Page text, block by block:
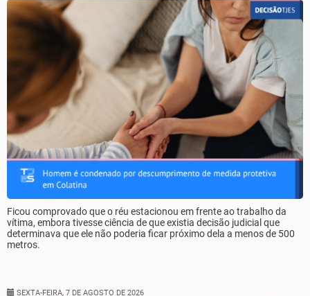
Ficou comprovado que o réu estacionou em frente ao trabalho da
vítima, embora tivesse ciência de que existia decisão judicial que
determinava que ele não poderia ficar próximo dela a menos de 500
metros.
SEXTA-FEIRA, 7 DE AGOSTO DE 2026